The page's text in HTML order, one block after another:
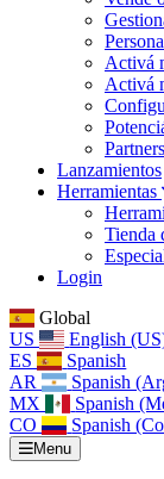
Activá
Activá
Lanzamientos
Herramientas
Tienda
Login
Global
US
English
ES
Spanish
AR
Spanish
MX
Spanish
CO
Spanish
Menu